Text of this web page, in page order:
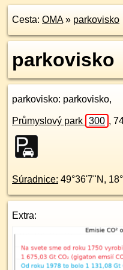
Cesta: OMA» parkovisko
parkovisko
parkovisko: parkovisko,
Průmyslový park 300 ,
Súradnice: 49°36'7"N ,
Extra: